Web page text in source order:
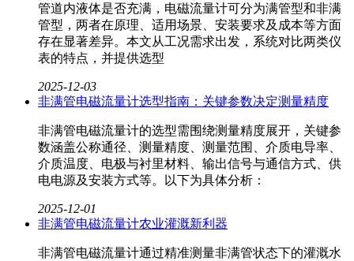
管道内液体是否充满，电磁流量计可分为满管型和非满
管型，两者在原理、适用场景、安装要求及成本等方面
存在显著差异。本文从工况需求出发，系统对比两类仪
表的特点，并提供选型
2025-12-03
非满管电磁流量计选型指南：关键参数决定测量精度
非满管电磁流量计的选型需围绕测量精度展开，关键参
数涵盖公称通径、测量精度、测量范围、介质电导率、
介质温度、电极与衬里材料、输出信号与通信方式、供
电电源及安装方式等。以下为具体分析：
2025-12-01
非满管电磁流量计农业灌溉新利器
非满管电磁流量计通过精准测量非满管状态下的灌溉水